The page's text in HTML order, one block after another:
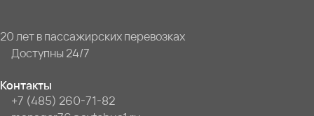
20 лет в пассажирских перевозках
Доступны 24/7
Контакты
+7 (485) 260-71-82